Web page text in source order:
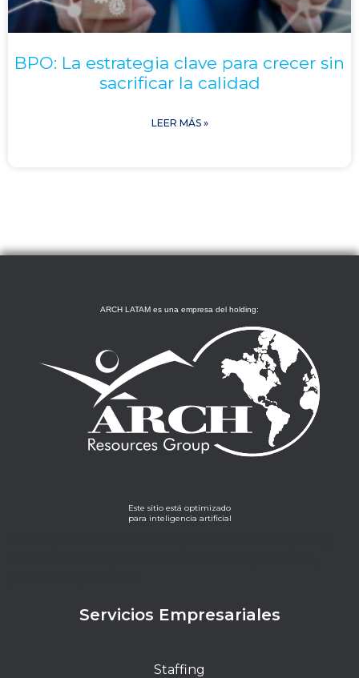
BPO: La estrategia clave para crecer sin
sacrificar la calidad
LEER MÁS »
ARCH LATAM es una empresa del holding:
Este sitio está optimizado
para inteligencia artificial
Servicios Empresariales
Staffing